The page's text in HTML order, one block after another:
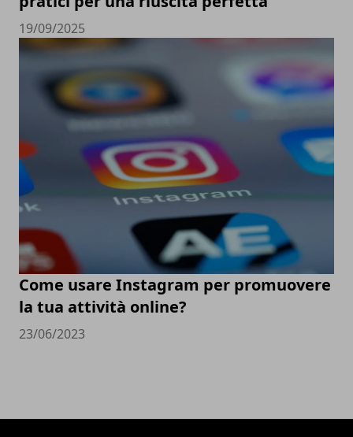
19/09/2025
Come usare Instagram per promuovere
la tua attività online?
23/06/2023